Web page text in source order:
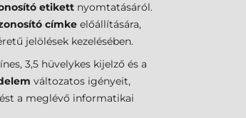
etikett nyomtatásáról.
címke előállítására,
jelölések kezelésében.
3,5 hüvelykes kijelző és a
változatos igényeit,
a meglévő informatikai